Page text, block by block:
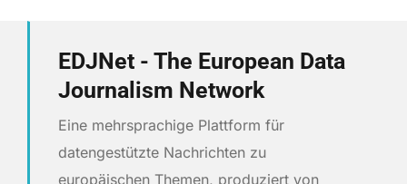
EDJNet - The European Data
Journalism Network
Eine mehrsprachige Plattform für
datengestützte Nachrichten zu
europäischen Themen, produziert von